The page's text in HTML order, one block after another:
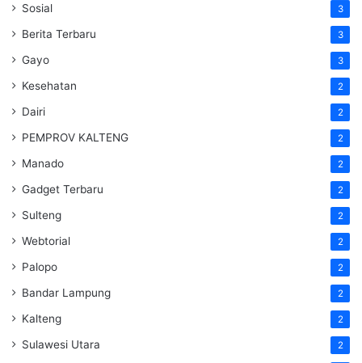
Sosial 3
Berita Terbaru 3
Gayo 3
Kesehatan 2
Dairi 2
PEMPROV KALTENG 2
Manado 2
Gadget Terbaru 2
Sulteng 2
Webtorial 2
Palopo 2
Bandar Lampung 2
Kalteng 2
Sulawesi Utara 2